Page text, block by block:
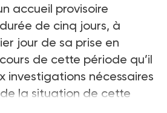
accueil provisoire
de cinq jours, à
jour de sa prise en
de cette période qu’il
investigations nécessaires
la situation de cette